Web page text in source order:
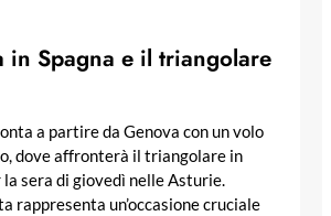
in Spagna e il triangolare
a partire da Genova con un volo
dove affronterà il triangolare in
la sera di giovedì nelle Asturie.
rappresenta un’occasione cruciale